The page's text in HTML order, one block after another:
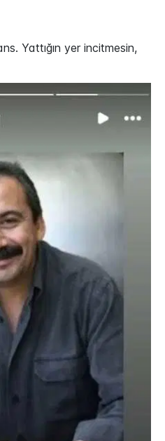
Yattığın yer incitmesin,